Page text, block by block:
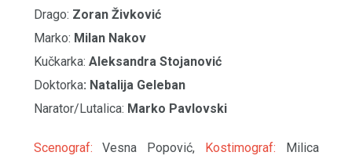
Drago: Zoran Živković
Marko: Milan Nakov
Kučkarka: Aleksandra Stojanović
Doktorka: Natalija Geleban
Narator/Lutalica: Marko Pavlovski
Scenograf:Vesna Popović, Kostimograf: Milica